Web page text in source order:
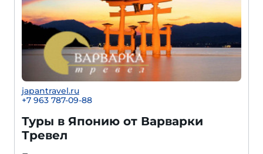
japantravel.ru
+7 963 787-09-88
Туры в Японию от Варварки
Тревел